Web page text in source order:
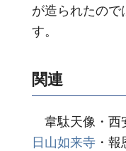
が造られたので
す。
関連
韋駄天像・西
日山如来寺 ・報